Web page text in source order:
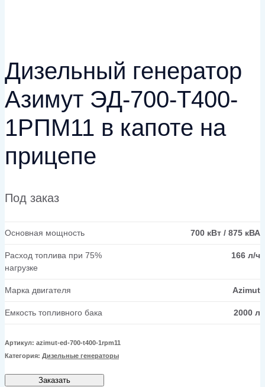
Дизельный генератор
Азимут ЭД-700-Т400-
1РПМ11 в капоте на
прицепе
Под заказ
Основная мощность 700 кВт / 875 кВА
Расход топлива при 75%
нагрузке
166 л/ч
Марка двигателя Azimut
Емкость топливного бака 2000 л
Артикул: azimut-ed-700-t400-1rpm11
Категория: Дизельные генераторы
Заказать